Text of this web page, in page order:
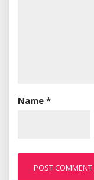
Name *